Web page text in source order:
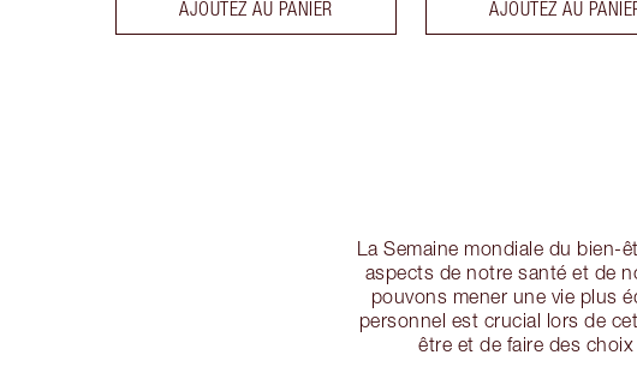
AJOUTEZ AU PANIER AJOUTEZ AU
La Semaine mondiale du bien-
aspects de notre santé et de
pouvons mener une vie plus
personnel est crucial lors de
être et de faire des